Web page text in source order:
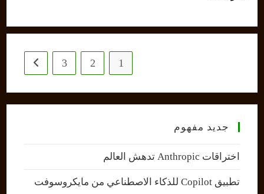
1
2
3
page
جديد مفهوم
اختراقات Anthropic تدهش العالم
تطبيق Copilot للذكاء الاصطناعي من مايكروسوفت